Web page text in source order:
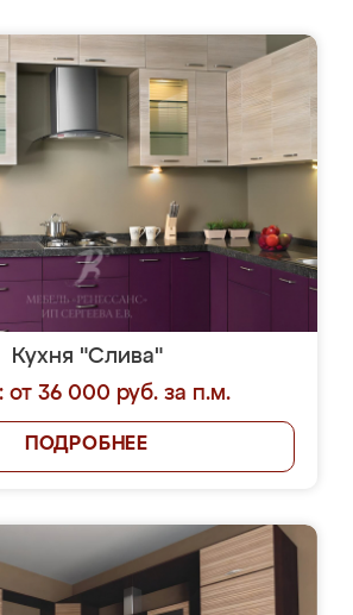
Кухня "Слива"
от 36 000 руб. за п.м.
ПОДРОБНЕЕ